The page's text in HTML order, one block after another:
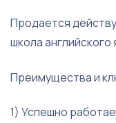
Продается
школа английского
Преимущества и
1) Успешно